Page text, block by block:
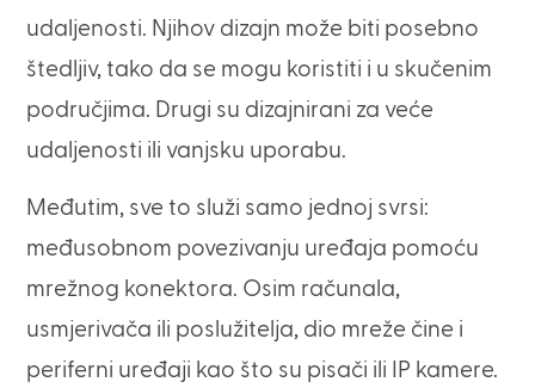
udaljenosti. Njihov dizajn može biti posebno
štedljiv, tako da se mogu koristiti i u skučenim
područjima. Drugi su dizajnirani za veće
udaljenosti ili vanjsku uporabu.
Međutim, sve to služi samo jednoj svrsi:
međusobnom povezivanju uređaja pomoću
mrežnog konektora. Osim računala,
usmjerivača ili poslužitelja, dio mreže čine i
periferni uređaji kao što su pisači ili IP kamere.